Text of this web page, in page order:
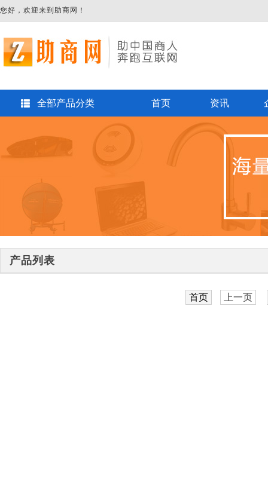
您好，欢迎来到助商网！
全部产品分类 首页 资讯
产品列表
首页 上一页